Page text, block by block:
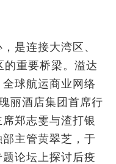
是连接大湾区、
重要桥梁。溢达
球航运商业网络
丽酒店集团首席行
郑志雯与渣打银
主管黄翠芝，于
论坛上探讨后疫